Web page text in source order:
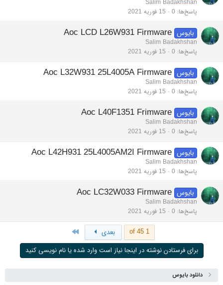
Salim Badakhshan
پاسخ‌ها 0 15 فوریه 2021
بایوس Aoc LCD L26W931 Firmware
Salim Badakhshan
پاسخ‌ها 0 15 فوریه 2021
بایوس Aoc L32W931 25L4005A Firmware
Salim Badakhshan
پاسخ‌ها 0 15 فوریه 2021
بایوس Aoc L40F1351 Frimware
Salim Badakhshan
پاسخ‌ها 0 15 فوریه 2021
بایوس Aoc L42H931 25L4005AM2I Firmware
Salim Badakhshan
پاسخ‌ها 0 15 فوریه 2021
بایوس Aoc LC32W033 Firmware
Salim Badakhshan
پاسخ‌ها 0 15 فوریه 2021
1 of 45 بعدی
برای فرستادن نوشته در اینجا نیاز است وارد شده یا نام نویسی کنید
دانلود بایوس